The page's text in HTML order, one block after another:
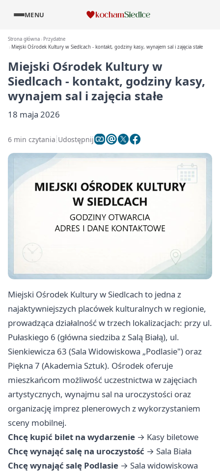
MENU
Strona główna
Przydatne
Miejski Ośrodek Kultury w Siedlcach - kontakt, godziny kasy, wynajem sal i zajęcia stałe
Miejski Ośrodek Kultury w
Siedlcach - kontakt, godziny kasy,
wynajem sal i zajęcia stałe
18 maja 2026
6 min czytania Udostępnij
Miejski Ośrodek Kultury w Siedlcach to jedna z
najaktywniejszych placówek kulturalnych w regionie,
prowadząca działalność w trzech lokalizacjach: przy ul.
Pułaskiego 6 (główna siedziba z Salą Białą), ul.
Sienkiewicza 63 (Sala Widowiskowa „Podlasie") oraz
Piękna 7 (Akademia Sztuk). Ośrodek oferuje
mieszkańcom możliwość uczestnictwa w zajęciach
artystycznych, wynajmu sal na uroczystości oraz
organizację imprez plenerowych z wykorzystaniem
sceny mobilnej.
Chcę kupić bilet na wydarzenie → Kasy biletowe
Chcę wynająć salę na uroczystość → Sala Biała
Chcę wynająć salę Podlasie → Sala widowiskowa